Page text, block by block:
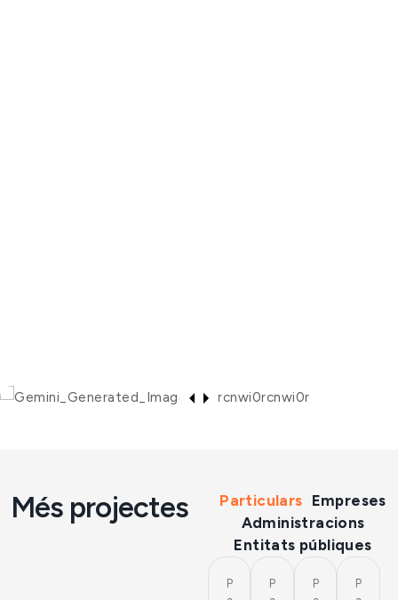
Més projectes Particulars Empreses
Administracions
Entitats públiques
P
P
P
P